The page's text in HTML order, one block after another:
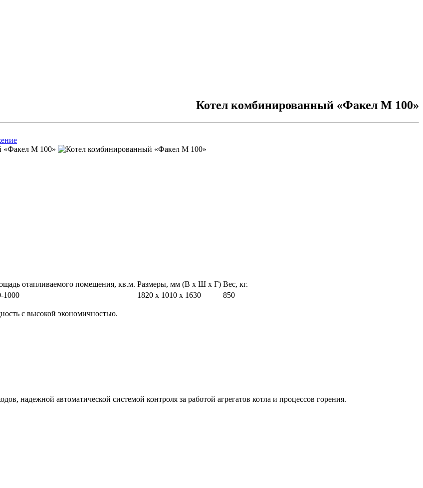
Котел комбинированный «Факел М 100»
отапливаемого помещения, кв.м. Размеры, мм (В х Ш х Г) Вес, кг.
1000 1820 х 1010 х 1630 850
с высокой экономичностью.
надежной автоматической системой контроля за работой агрегатов котла и процессов горения.